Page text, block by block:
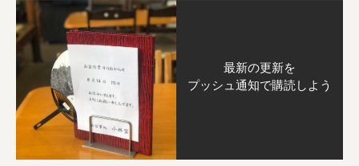
最新の更新を
プッシュ通知で購読しよう